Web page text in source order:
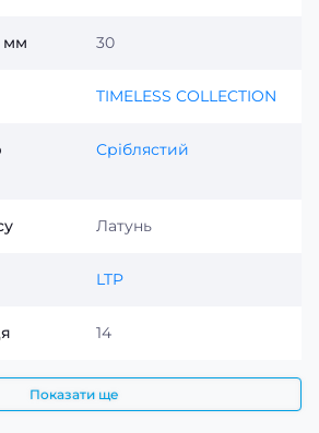
мм 30
TIMELESS COLLECTION
Сріблястий
Латунь
LTP
14
Показати ще